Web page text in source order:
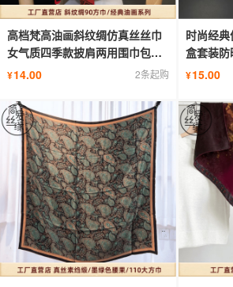
高档梵高油画斜纹绸仿真丝丝巾
女气质四季款披肩两用围巾包头
腰巾
¥14.00 2条起购
时尚经
盒套装
物
¥15.00